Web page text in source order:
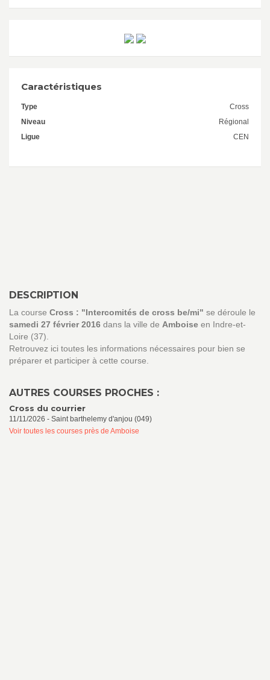
Caractéristiques
Type
Cross
Niveau
Régional
Ligue
CEN
DESCRIPTION
La course Cross : "Intercomités de cross be/mi" se déroule le
samedi 27 février 2016 dans la ville de Amboise en Indre-et-
Loire (37).
Retrouvez ici toutes les informations nécessaires pour bien se
préparer et participer à cette course.
AUTRES COURSES PROCHES :
Cross du courrier
11/11/2026 - Saint barthelemy d'anjou (049)
Voir toutes les courses près de Amboise